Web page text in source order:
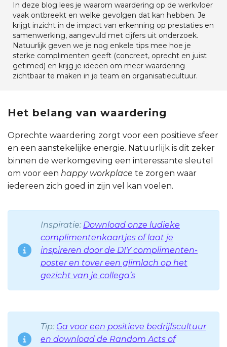
In deze blog lees je waarom waardering op de werkvloer
vaak ontbreekt en welke gevolgen dat kan hebben. Je
krijgt inzicht in de impact van erkenning op prestaties en
samenwerking, aangevuld met cijfers uit onderzoek.
Natuurlijk geven we je nog enkele tips mee hoe je
sterke complimenten geeft (concreet, oprecht en juist
getimed) en krijg je ideeën om meer waardering
zichtbaar te maken in je team en organisatiecultuur.
Het belang van waardering
Oprechte waardering zorgt voor een positieve sfeer
en een aanstekelijke energie. Natuurlijk is dit zeker
binnen de werkomgeving een interessante sleutel
om voor een happy workplace te zorgen waar
iedereen zich goed in zijn vel kan voelen.
Inspiratie: Download onze ludieke
complimentenkaartjes of laat je
inspireren door de DIY complimenten-
poster en tover een glimlach op het
gezicht van je collega’s
Tip: Ga voor een positieve bedrijfscultuur
en download de Random Acts of